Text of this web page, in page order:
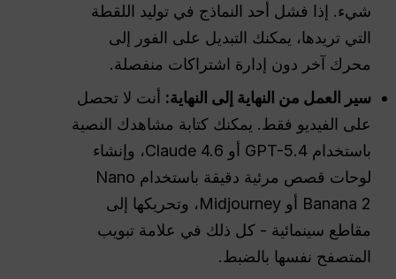
شيء. إذا فشل أحد النماذج في توليد اللقطة
التي تريدها، يمكنك التبديل على الفور إلى
محرك آخر دون إدارة اشتراكات منفصلة.
سير العمل من النهاية إلى النهاية: أنت لا تحصل
على الفيديو فقط. يمكنك كتابة مشاهدك النصية
باستخدام GPT-5.4 أو Claude 4.6، وإنشاء
لوحات قصص مرئية دقيقة باستخدام Nano
Banana 2 أو Midjourney، وتحريكها إلى
مقاطع سينمائية - كل ذلك في علامة تبويب
المتصفح نفسها بالضبط.